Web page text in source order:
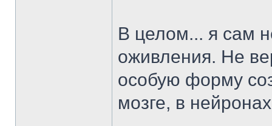
В целом... я сам
оживления. Не
особую форму
мозге, в